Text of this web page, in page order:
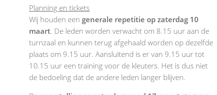
Planning en tickets
Wij houden een generale repetitie op zaterdag 10
maart. De leden worden verwacht om 8.15 uur aan de
turnzaal en kunnen terug afgehaald worden op dezelfde
plaats om 9.15 uur. Aansluitend is er van 9.15 uur tot
10.15 uur een training voor de kleuters. Het is dus niet
de bedoeling dat de andere leden langer blijven.